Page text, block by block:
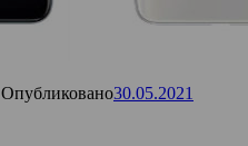
Опубликовано30.05.2021